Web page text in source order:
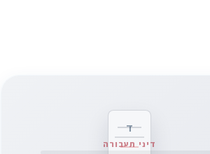
ד
דיני תעבורה